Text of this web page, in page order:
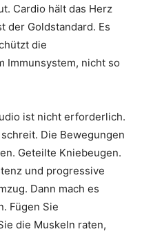
Cardio hält das Herz
der Goldstandard. Es
die
Immunsystem, nicht so
ist nicht erforderlich.
Die Bewegungen
Geteilte Kniebeugen.
und progressive
Dann mach es
Fügen Sie
die Muskeln raten,